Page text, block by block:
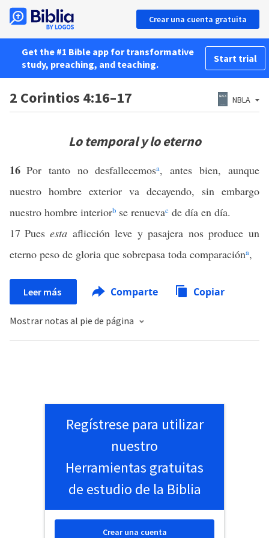
Crear una cuenta gratuita
Get the #1 Bible app for transformative
study, preaching, and teaching.
Start trial
2 Corintios 4:16–17 NBLA
Lo temporal y lo eterno
16 Por tanto no desfallecemosa, antes bien, aunque
nuestro hombre exterior va decayendo, sin embargo
nuestro hombre interiorb se renuevac de día en día.
17 Puesesta aflicción leve y pasajera nos produce un
eterno peso de gloria que sobrepasa toda comparacióna,
Leer más Comparte Copiar
Mostrar notas al pie de página
Regístrese para utilizar
nuestro
Herramientas gratuitas
de estudio de la Biblia
Crear una cuenta